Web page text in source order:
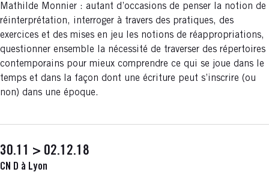
Mathilde Monnier : autant d’occasions de penser la notion de
réinterprétation, interroger à travers des pratiques, des
exercices et des mises en jeu les notions de réappropriations,
questionner ensemble la nécessité de traverser des répertoires
contemporains pour mieux comprendre ce qui se joue dans le
temps et dans la façon dont une écriture peut s’inscrire (ou
non) dans une époque.
30.11 > 02.12.18
CN D à Lyon